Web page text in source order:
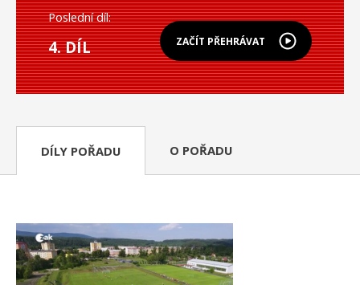
ZAČÍT PŘEHRÁVAT
Poslední díl:
4. DÍL
DÍLY POŘADU O POŘADU